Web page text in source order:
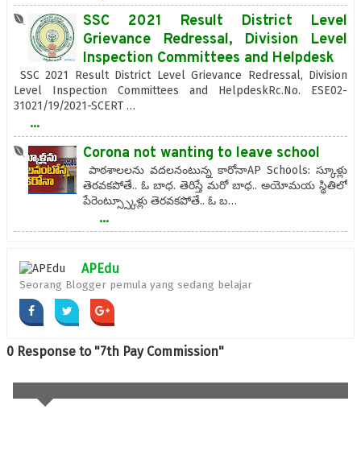
SSC 2021 Result District Level
Grievance Redressal, Division Level
Inspection Committees and Helpdesk
SSC 2021 Result District Level Grievance Redressal, Division
Level Inspection Committees and HelpdeskRc.No. ESE02-
31021/19/2021-SCERT …
...
Corona not wanting to leave school
పాఠశాలలను వదలనంటున్న కారోనాAP Schools: స్కూళ్లు
తెరవకపోతే.. ఓ బాధ. తెరిస్తే మరో బాధ.. అయోమయ స్థితిలో
పేరెంట్స్స్కూళ్లు తెరవకపోతే.. ఓ బ…
...
APEdu
Seorang Blogger pemula yang sedang belajar
0 Response to "7th Pay Commission"